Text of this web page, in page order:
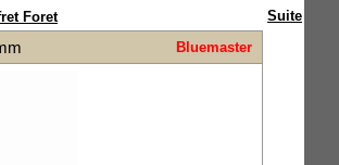
Foret
Suite
Bluemaster